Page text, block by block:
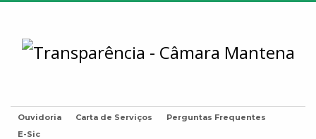
Ouvidoria Carta de Serviços
Perguntas Frequentes
E-Sic